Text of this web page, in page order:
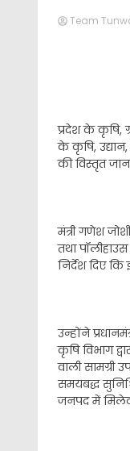
Team
प्रदेश के कृषि,
के कृषि,
की विस्तृत
मंत्री गणेश
तथा
निर्देश दिए
उन्होंने
कृषि विभाग
वाली सामग्री
समयबद्ध
जनपद में मिलेट